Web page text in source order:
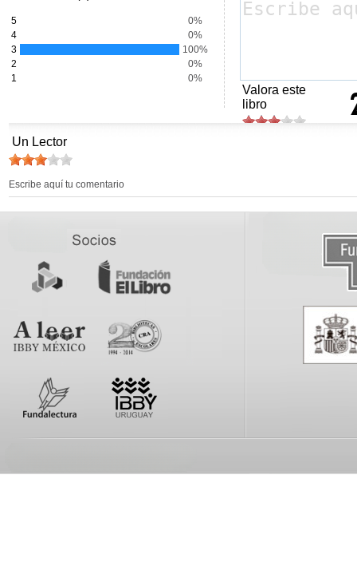
5
0%
4
0%
3
100%
2
0%
1
0%
Valora este
libro
Un Lector
Escribe aquí tu comentario